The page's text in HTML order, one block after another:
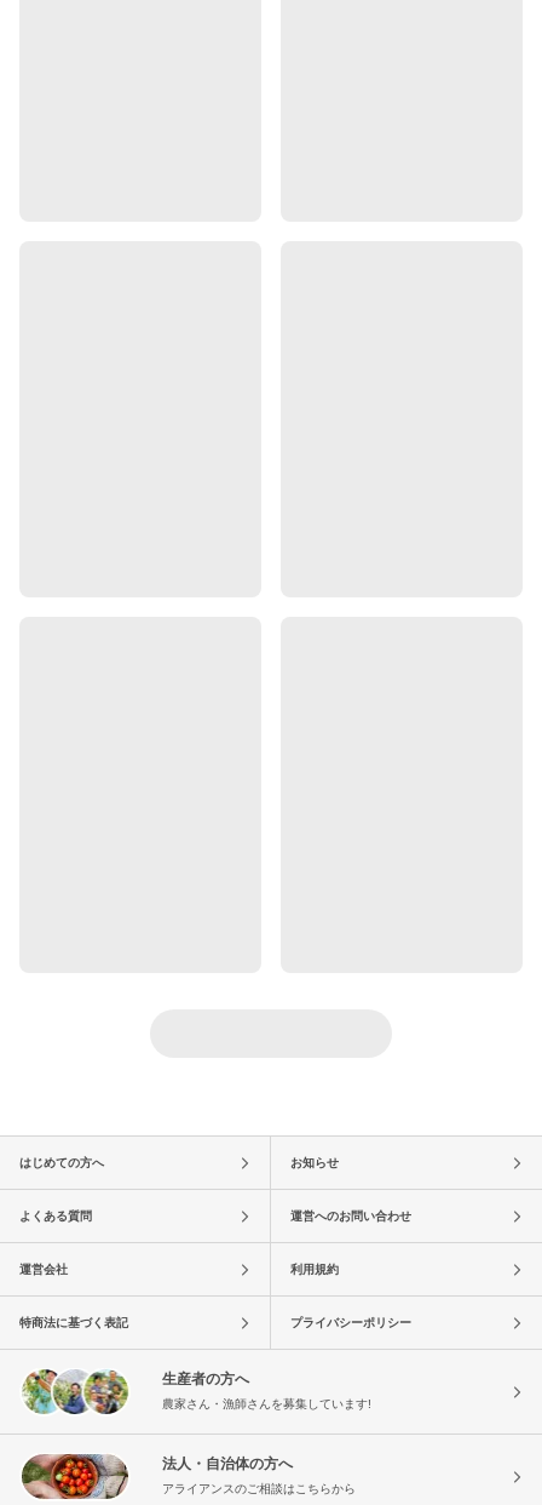
はじめての方へ お知らせ
よくある質問 運営へのお問い合わせ
運営会社 利用規約
特商法に基づく表記 プライバシーポリシー
生産者の方へ
農家さん・漁師さんを募集しています!
法人・自治体の方へ
アライアンスのご相談はこちらから